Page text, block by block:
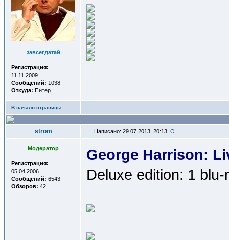
завсегдатай
Регистрация:
11.11.2009
Сообщений: 1038
Откуда: Питер
В начало страницы
strom Написано: 29.07.2013, 20:13
Модератор
Регистрация:
05.04.2006
Сообщений: 6543
Обзоров: 42
George Harrison:
Deluxe edition: 1